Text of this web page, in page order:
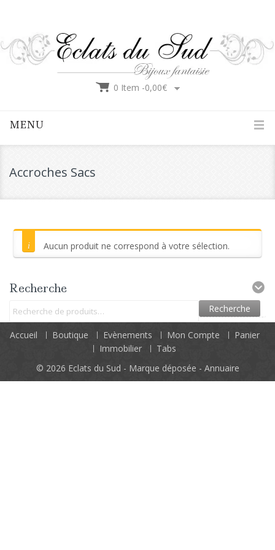
MENU
0 Item -0,00€
Accroches Sacs
Aucun produit ne correspond à votre sélection.
Recherche
Recherche
Accueil Boutique Evènements Mon Compte
Panier
Immobilier
Tabs
© 2026 Eclats du Sud - Marque déposée - Annuaire